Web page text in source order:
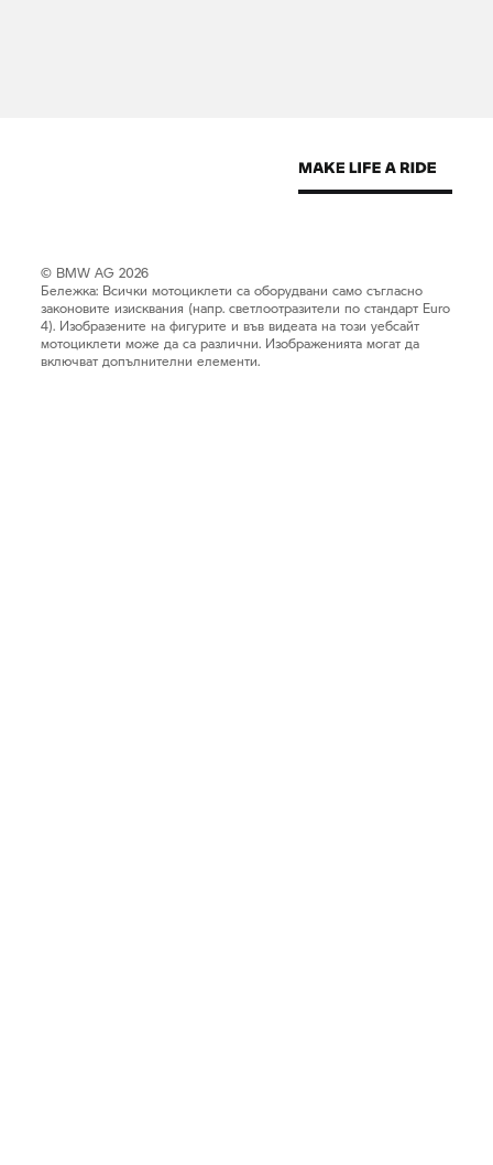
© BMW AG 2026
Бележка: Всички мотоциклети са оборудвани само съгласно
законовите изисквания (напр. светлоотразители по стандарт Euro
4). Изобразените на фигурите и във видеата на този уебсайт
мотоциклети може да са различни. Изображенията могат да
включват допълнителни елементи.